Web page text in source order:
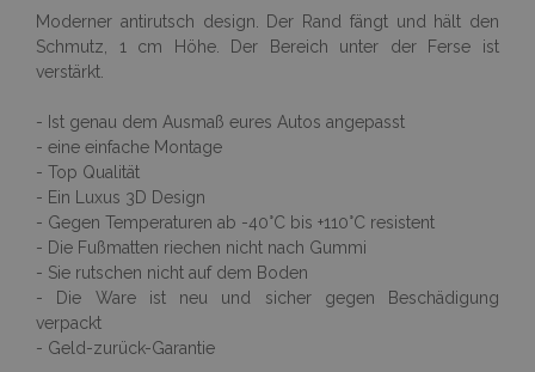
Moderner antirutsch design. Der Rand fängt und hält den
Schmutz, 1 cm Höhe. Der Bereich unter der Ferse ist
verstärkt.
- Ist genau dem Ausmaß eures Autos angepasst
- eine einfache Montage
- Top Qualität
- Ein Luxus 3D Design
- Gegen Temperaturen ab -40°C bis +110°C resistent
- Die Fußmatten riechen nicht nach Gummi
- Sie rutschen nicht auf dem Boden
- Die Ware ist neu und sicher gegen Beschädigung
verpackt
- Geld-zurück-Garantie